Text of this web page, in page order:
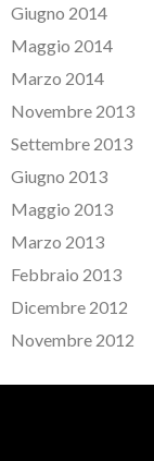
Giugno 2014
Maggio 2014
Marzo 2014
Novembre 2013
Settembre 2013
Giugno 2013
Maggio 2013
Marzo 2013
Febbraio 2013
Dicembre 2012
Novembre 2012